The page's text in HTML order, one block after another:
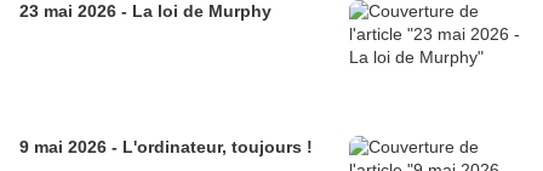
23 mai 2026 - La loi de Murphy
9 mai 2026 - L'ordinateur, toujours !